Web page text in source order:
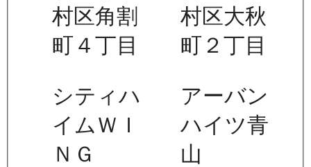
村区角割
町４丁目
シティハ
イムＷＩ
ＮＧ
村区大秋
町２丁目
アーバン
ハイツ青
山